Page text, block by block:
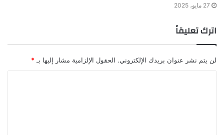
27 مايو، 2025
اترك تعليقاً
لن يتم نشر عنوان بريدك الإلكتروني. الحقول الإلزامية مشار إليها بـ *